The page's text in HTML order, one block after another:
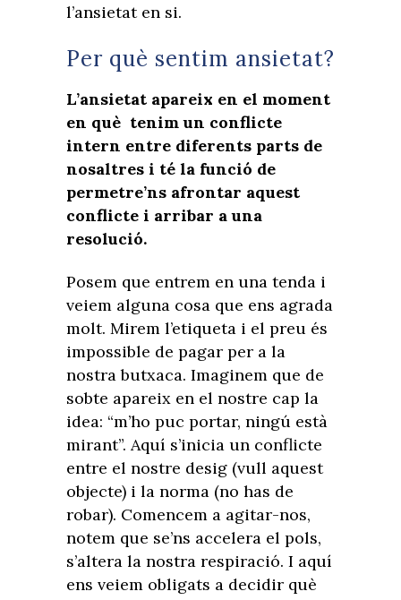
l’ansietat en si.
Per què sentim ansietat?
L’ansietat apareix en el moment
en què tenim un conflicte
intern entre diferents parts de
nosaltres i té la funció de
permetre’ns afrontar aquest
conflicte i arribar a una
resolució.
Posem que entrem en una tenda i
veiem alguna cosa que ens agrada
molt. Mirem l’etiqueta i el preu és
impossible de pagar per a la
nostra butxaca. Imaginem que de
sobte apareix en el nostre cap la
idea: “m’ho puc portar, ningú està
mirant”. Aquí s’inicia un conflicte
entre el nostre desig (vull aquest
objecte) i la norma (no has de
robar). Comencem a agitar-nos,
notem que se’ns accelera el pols,
s’altera la nostra respiració. I aquí
ens veiem obligats a decidir què